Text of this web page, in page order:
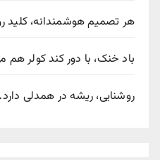
هر تصمیم هوشمندانه، کلید
باد خنک، با دور کند کولر هم
روشنایی، ریشه در همدلی